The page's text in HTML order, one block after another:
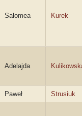
Sałomea Kurek
Adelajda
Paweł Strusiuk